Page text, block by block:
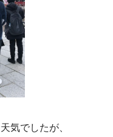
気でしたが、